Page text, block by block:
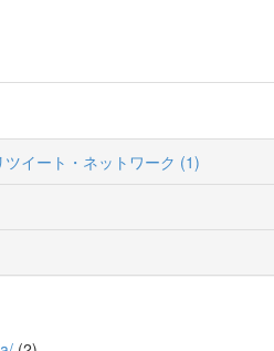
ツイート・ネットワーク (1)